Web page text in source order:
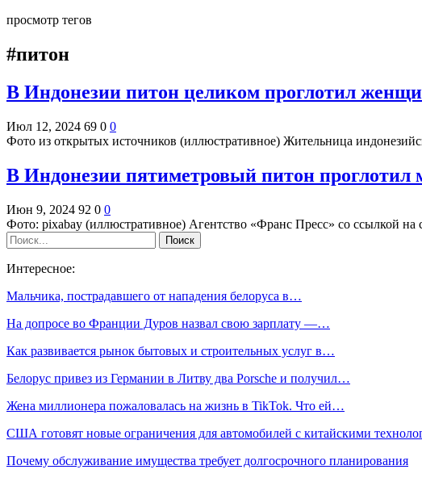
просмотр тегов
#питон
В Индонезии питон целиком проглотил
Июл 12, 2024 69 0 0
Фото из открытых источников (иллюстративное) Жительница
В Индонезии пятиметровый питон проглотил
Июн 9, 2024 92 0 0
Фото: pixabay (иллюстративное) Агентство «Франс Пресс» со ссылкой
Интересное:
Мальчика, пострадавшего от нападения белоруса в…
На допросе во Франции Дуров назвал свою зарплату —…
Как развивается рынок бытовых и строительных услуг в…
Белорус привез из Германии в Литву два Porsche и получил…
Жена миллионера пожаловалась на жизнь в TikTok. Что ей…
США готовят новые ограничения для автомобилей с китайскими
Почему обслуживание имущества требует долгосрочного планирования